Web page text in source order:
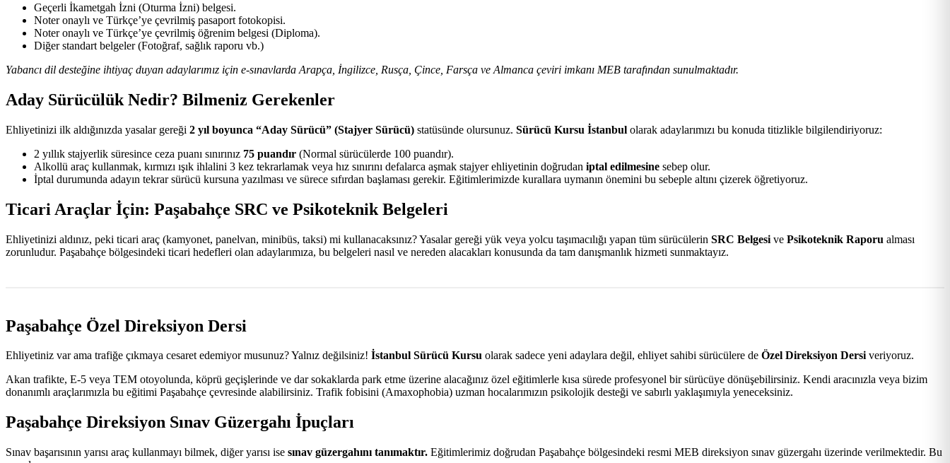
Geçerli İkametgah İzni (Oturma İzni) belgesi.
Noter onaylı ve Türkçe’ye çevrilmiş pasaport fotokopisi.
Noter onaylı ve Türkçe’ye çevrilmiş öğrenim belgesi (Diploma).
Diğer standart belgeler (Fotoğraf, sağlık raporu vb.)
Yabancı dil desteğine ihtiyaç duyan adaylarımız için e-sınavlarda Arapça, İngilizce, Rusça, Çince, Farsça ve Almanca çeviri imkanı MEB tarafından sunulmaktadır.
Aday Sürücülük Nedir? Bilmeniz Gerekenler
Ehliyetinizi ilk aldığınızda yasalar gereği 2 yıl boyunca “Aday Sürücü” (Stajyer Sürücü) statüsünde olursunuz. Sürücü Kursu İstanbul olarak adaylarımızı bu konuda titizlikle bilgilendiriyoruz:
2 yıllık stajyerlik süresince ceza puanı sınırınız 75 puandır (Normal sürücülerde 100 puandır).
Alkollü araç kullanmak, kırmızı ışık ihlalini 3 kez tekrarlamak veya hız sınırını defalarca aşmak stajyer ehliyetinin doğrudan iptal edilmesine sebep olur.
İptal durumunda adayın tekrar sürücü kursuna yazılması ve sürece sıfırdan başlaması gerekir. Eğitimlerimizde kurallara uymanın önemini bu sebeple altını çizerek öğretiyoruz.
Ticari Araçlar İçin: Paşabahçe SRC ve Psikoteknik Belgeleri
Ehliyetinizi aldınız, peki ticari araç (kamyonet, panelvan, minibüs, taksi) mi kullanacaksınız? Yasalar gereği yük veya yolcu taşımacılığı yapan tüm sürücülerin SRC Belgesi ve Psikoteknik Raporu alması
zorunludur. Paşabahçe bölgesindeki ticari hedefleri olan adaylarımıza, bu belgeleri nasıl ve nereden alacakları konusunda da tam danışmanlık hizmeti sunmaktayız.
Paşabahçe Özel Direksiyon Dersi
Ehliyetiniz var ama trafiğe çıkmaya cesaret edemiyor musunuz? Yalnız değilsiniz! İstanbul Sürücü Kursu olarak sadece yeni adaylara değil, ehliyet sahibi sürücülere de Özel Direksiyon Dersiveriyoruz.
Akan trafikte, E-5 veya TEM otoyolunda, köprü geçişlerinde ve dar sokaklarda park etme üzerine alacağınız özel eğitimlerle kısa sürede profesyonel bir sürücüye dönüşebilirsiniz. Kendi aracınızla veya bizim
donanımlı araçlarımızla bu eğitimi Paşabahçe çevresinde alabilirsiniz. Trafik fobisini (Amaxophobia) uzman hocalarımızın psikolojik desteği ve sabırlı yaklaşımıyla yeneceksiniz.
Paşabahçe Direksiyon Sınav Güzergahı İpuçları
Sınav başarısının yarısı araç kullanmayı bilmek, diğer yarısı ise sınav güzergahını tanımaktır. Eğitimlerimiz doğrudan Paşabahçe bölgesindeki resmi MEB direksiyon sınav güzergahı üzerinde verilmektedir. Bu